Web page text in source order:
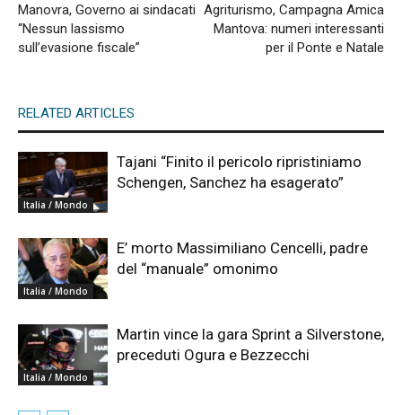
Manovra, Governo ai sindacati
“Nessun lassismo
sull’evasione fiscale”
Agriturismo, Campagna Amica
Mantova: numeri interessanti
per il Ponte e Natale
RELATED ARTICLES
Italia / Mondo
Tajani “Finito il pericolo ripristiniamo
Schengen, Sanchez ha esagerato”
Italia / Mondo
E’ morto Massimiliano Cencelli, padre
del “manuale” omonimo
Italia / Mondo
Martin vince la gara Sprint a Silverstone,
preceduti Ogura e Bezzecchi